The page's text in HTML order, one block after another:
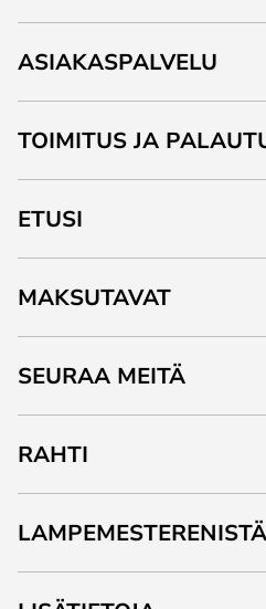
ASIAKASPALVELU
TOIMITUS JA
ETUSI
MAKSUTAVAT
SEURAA MEITÄ
RAHTI
LAMPEMESTERENISTÄ